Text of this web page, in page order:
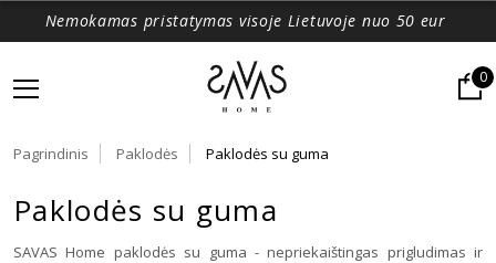
Nemokamas pristatymas visoje Lietuvoje nuo 50 eur
0
Pagrindinis Paklodės Paklodės su guma
Paklodės su guma
SAVAS Home paklodės su guma - nepriekaištingas prigludimas ir